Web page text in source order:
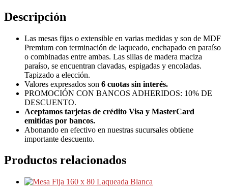
x
80
Descripción
Las mesas fijas o extensible en varias medidas y son de MDF
Premium con terminación de laqueado, enchapado en paraíso
o combinadas entre ambas. Las sillas de madera maciza
paraíso, se encuentran clavadas, espigadas y encoladas.
Tapizado a elección.
Valores expresados son 6 cuotas sin interés.
PROMOCIÓN CON BANCOS ADHERIDOS: 10% DE
DESCUENTO.
Aceptamos tarjetas de crédito Visa y MasterCard
emitidas por bancos.
Abonando en efectivo en nuestras sucursales obtiene
importante descuento.
Productos relacionados